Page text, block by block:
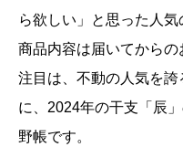
ら欲しい」と思った人気
商品内容は届いてから
注目は、不動の人気を誇
に、2024年の干支「辰
野帳です。